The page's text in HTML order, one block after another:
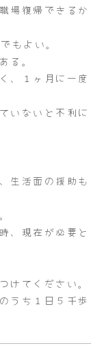
場復帰できるか
もよい。
る。
、１ヶ月に一度
いないと不利に
生活面の援助も
、現在が必要と
けてください。
うち１日５千歩